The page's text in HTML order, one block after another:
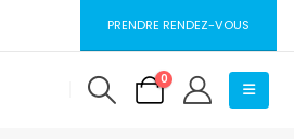
PRENDRE RENDEZ-VOUS
0